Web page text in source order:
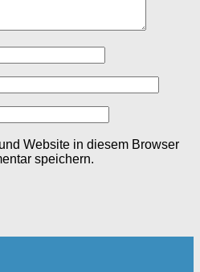
Website in diesem Browser
speichern.